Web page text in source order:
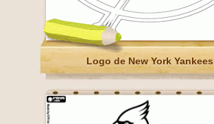
Logo de New York Yankees